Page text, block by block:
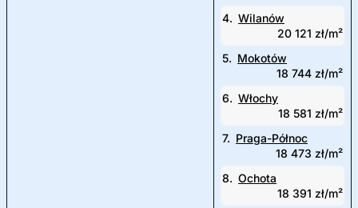
4. Wilanów
20 121 zł/m²
5. Mokotów
18 744 zł/m²
6. Włochy
18 581 zł/m²
7. Praga-Północ
18 473 zł/m²
8. Ochota
18 391 zł/m²